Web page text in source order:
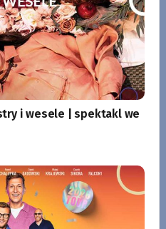
i wesele | spektakl we